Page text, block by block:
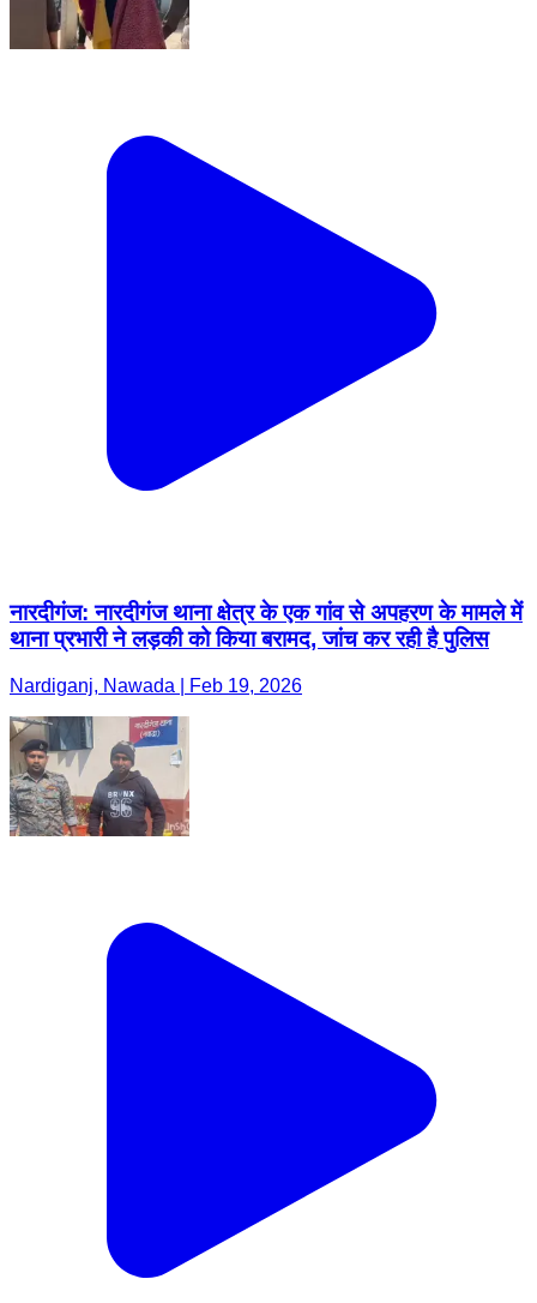
नारदीगंज: नारदीगंज थाना क्षेत्र के एक गांव से अपहरण के मामले में
थाना प्रभारी ने लड़की को किया बरामद, जांच कर रही है पुलिस
Nardiganj, Nawada | Feb 19, 2026